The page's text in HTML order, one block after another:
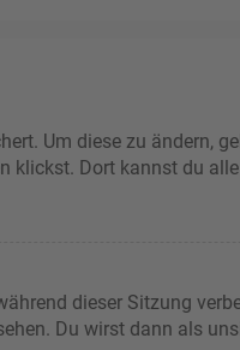
Um diese zu ändern,
klickst. Dort kannst du
dieser Sitzung
Du wirst dann als